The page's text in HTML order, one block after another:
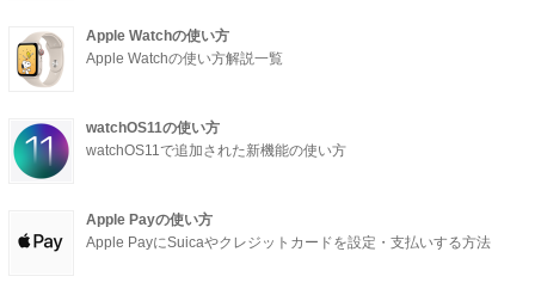
Apple Watchの使い方
Apple Watchの使い方解説一覧
watchOS11の使い方
watchOS11で追加された新機能の使い方
Apple Payの使い方
Apple PayにSuicaやクレジットカードを設定・支払いする方法